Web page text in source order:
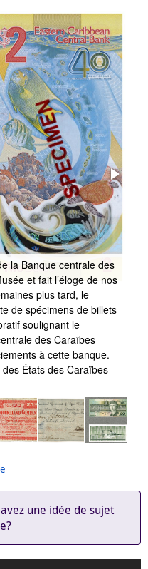
la Banque centrale des
et fait l’éloge de nos
plus tard, le
de spécimens de billets
soulignant le
des Caraïbes
à cette banque.
États des Caraïbes
une idée de sujet